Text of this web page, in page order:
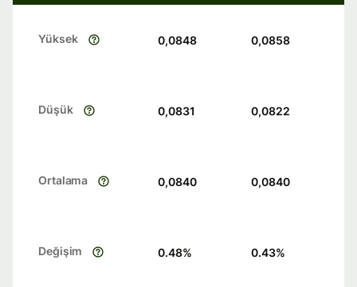
Yüksek 0,0848 0,0858
Düşük 0,0831 0,0822
Ortalama 0,0840 0,0840
Değişim 0.48% 0.43%